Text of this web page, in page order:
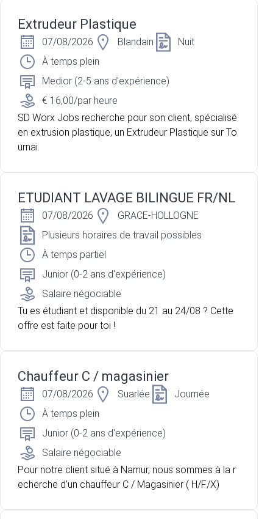
Extrudeur Plastique
07/08/2026 Blandain
Nuit
À temps plein
Medior (2-5 ans d'expérience)
€ 16,00/par heure
SD Worx Jobs recherche pour son client, spécialisé
en extrusion plastique, un Extrudeur Plastique sur To
urnai.
ETUDIANT LAVAGE BILINGUE FR/NL
07/08/2026
GRACE-HOLLOGNE
Plusieurs horaires de travail possibles
À temps partiel
Junior (0-2 ans d'expérience)
Salaire négociable
Tu es étudiant et disponible du 21 au 24/08 ? Cette
offre est faite pour toi !
Chauffeur C / magasinier
07/08/2026 Suarlée
Journée
À temps plein
Junior (0-2 ans d'expérience)
Salaire négociable
Pour notre client situé à Namur, nous sommes à la r
echerche d'un chauffeur C / Magasinier ( H/F/X)